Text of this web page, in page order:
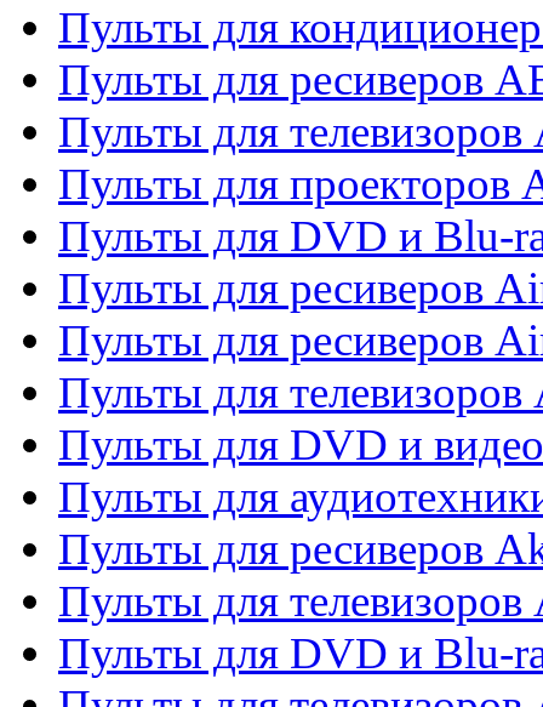
Пульты для
Пульты для ресиверов
Пульты для телевизоров
Пульты для проекторов
Пульты для DVD и Blu-
Пульты для ресиверов
Пульты для ресиверов
Пульты для телевизоров
Пульты для DVD и
Пульты для
Пульты для ресиверов
Пульты для телевизоров
Пульты для DVD и Blu-